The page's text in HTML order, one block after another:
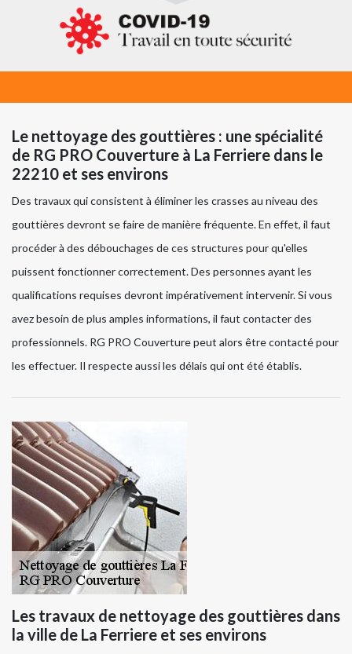
Le nettoyage des gouttières : une spécialité
de RG PRO Couverture à La Ferriere dans le
22210 et ses environs
Des travaux qui consistent à éliminer les crasses au niveau des
gouttières devront se faire de manière fréquente. En effet, il faut
procéder à des débouchages de ces structures pour qu'elles
puissent fonctionner correctement. Des personnes ayant les
qualifications requises devront impérativement intervenir. Si vous
avez besoin de plus amples informations, il faut contacter des
professionnels. RG PRO Couverture peut alors être contacté pour
les effectuer. Il respecte aussi les délais qui ont été établis.
Les travaux de nettoyage des gouttières dans
la ville de La Ferriere et ses environs